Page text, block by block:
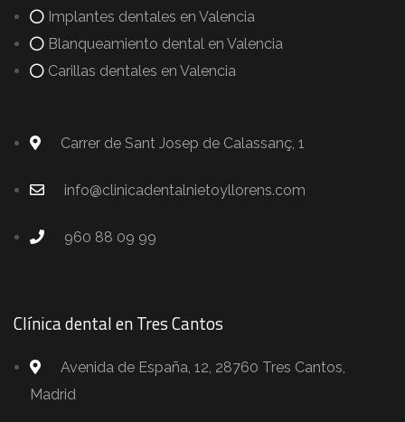
Implantes dentales en Valencia
Blanqueamiento dental en Valencia
Carillas dentales en Valencia
Carrer de Sant Josep de Calassanç, 1
info@clinicadentalnietoyllorens.com
960 88 09 99
Clínica dental en Tres Cantos
Avenida de España, 12, 28760 Tres Cantos,
Madrid